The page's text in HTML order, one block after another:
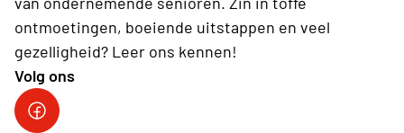
ontmoetingen, boeiende uitstappen en veel
gezelligheid? Leer ons kennen!
Volg ons
Neos Ardooie-Koolskamp